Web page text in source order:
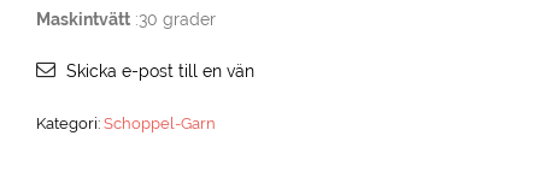
Maskintvätt :30 grader
Skicka e-post till en vän
Kategori: Schoppel-Garn